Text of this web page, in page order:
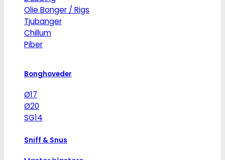
Olie Bonger / Rigs
Tjubanger
Chillum
Piber
Bonghoveder
Ø17
Ø20
SG14
Sniff & Snus